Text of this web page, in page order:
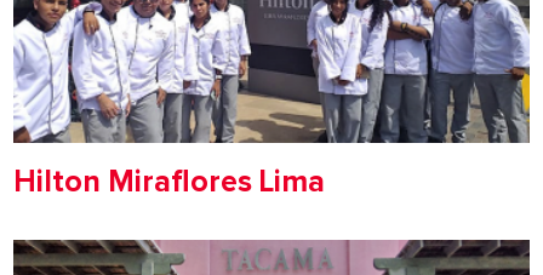
Hilton Miraflores Lima